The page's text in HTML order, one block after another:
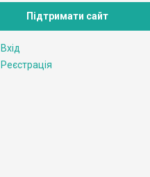
Підтримати сайт
Вхід
Реєстрація